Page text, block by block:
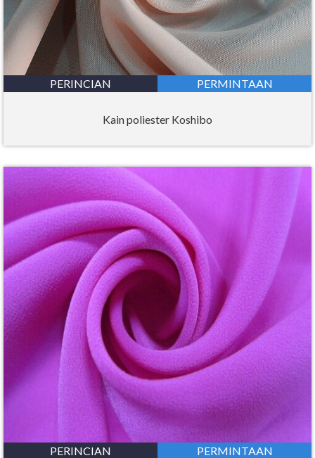
PERINCIAN PERMINTAAN
Kain poliester Koshibo
PERINCIAN PERMINTAAN